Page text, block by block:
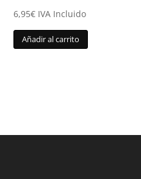
6,95€ IVA Incluido
Añadir al carrito